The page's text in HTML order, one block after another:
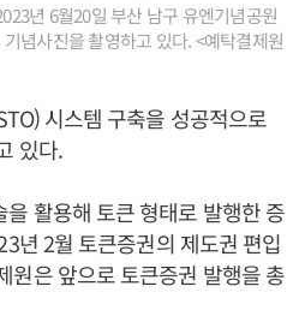
년 6월20일 부산 남구 유엔기념공원
기념사진을 촬영하고 있다. <예탁결제원
시스템 구축을 성공적으로
있다.
활용해 토큰 형태로 발행한 증
년 2월 토큰증권의 제도권 편입
원은 앞으로 토큰증권 발행을 총